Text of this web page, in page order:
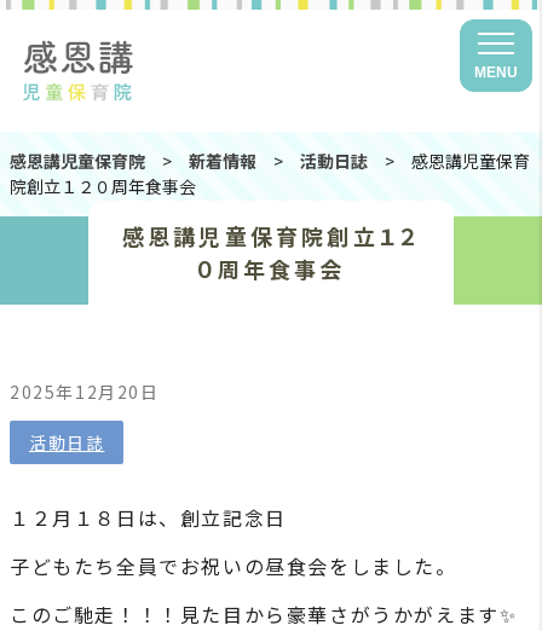
MENU
感恩講児童保育院 > 新着情報 > 活動日誌 > 感恩講児童保育
院創立１２０周年食事会
感恩講児童保育院創立１２
０周年食事会
2025年12月20日
活動日誌
１２月１８日は、創立記念日
子どもたち全員でお祝いの昼食会をしました。
このご馳走！！！見た目から豪華さがうかがえます✨